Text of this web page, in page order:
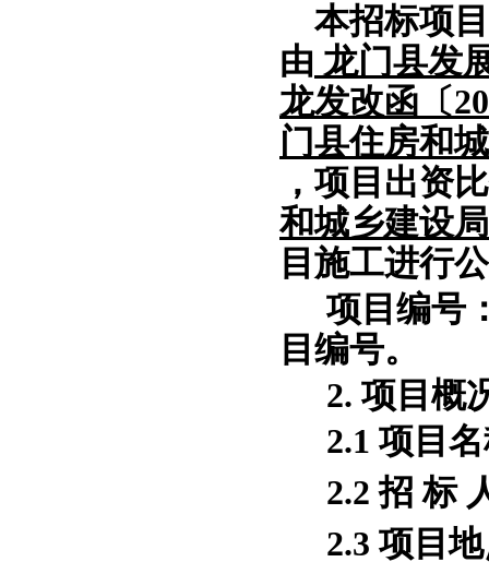
本招标项目
由 龙门县发
龙发改函〔20
门县住房和
，项目出资
和城乡建设局
目施工进行
项目编号
目编号。
2. 项目概
2.1 项目
2.2 招 标
2.3 项目